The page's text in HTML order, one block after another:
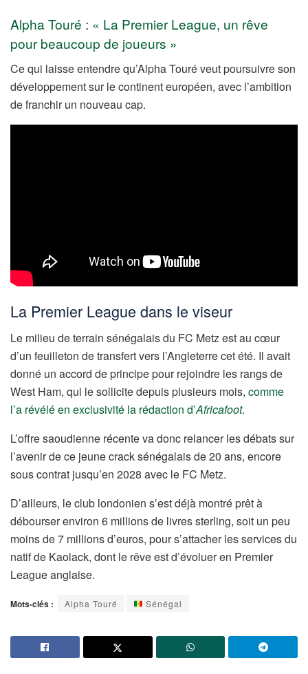
Alpha Touré : « La Premier League, un rêve
pour beaucoup de joueurs »
Ce qui laisse entendre qu’Alpha Touré veut poursuivre son
développement sur le continent européen, avec l’ambition
de franchir un nouveau cap.
La Premier League dans le viseur
Le milieu de terrain sénégalais du FC Metz est au cœur
d’un feuilleton de transfert vers l’Angleterre cet été. Il avait
donné un accord de principe pour rejoindre les rangs de
West Ham, qui le sollicite depuis plusieurs mois, comme
l’a révélé en exclusivité la rédaction d’Africafoot.
L’offre saoudienne récente va donc relancer les débats sur
l’avenir de ce jeune crack sénégalais de 20 ans, encore
sous contrat jusqu’en 2028 avec le FC Metz.
D’ailleurs, le club londonien s’est déjà montré prêt à
débourser environ 6 millions de livres sterling, soit un peu
moins de 7 millions d’euros, pour s’attacher les services du
natif de Kaolack, dont le rêve est d’évoluer en Premier
League anglaise.
Mots-clés : Alpha Touré Sénégal